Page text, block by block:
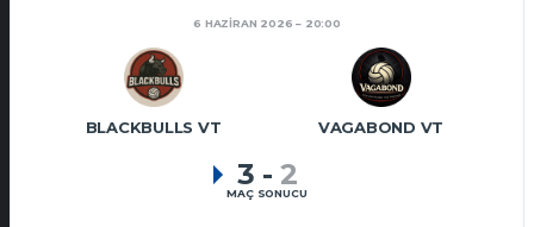
6 HAZIRAN 2026 20:00
BLACKBULLS VT VAGABOND VT
3 - 2
MAÇ SONUCU